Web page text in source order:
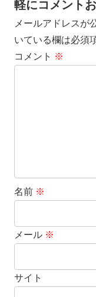
軽にコメント
メールアドレスが
いている欄は必須
コメント ※
名前 ※
メール ※
サイト